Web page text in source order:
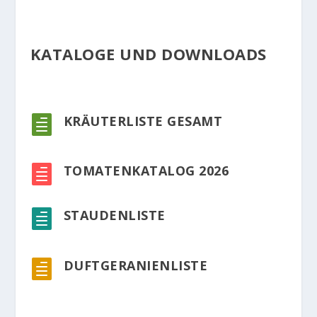
KATALOGE UND DOWNLOADS
 KRÄUTERLISTE GESAMT
 TOMATENKATALOG 2026
 STAUDENLISTE
 DUFTGERANIENLISTE